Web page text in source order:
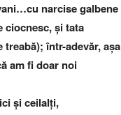
narcise galbene
ciocnesc, și tata
treabă); într-adevăr, așa
am fi doar noi
și ceilalți,